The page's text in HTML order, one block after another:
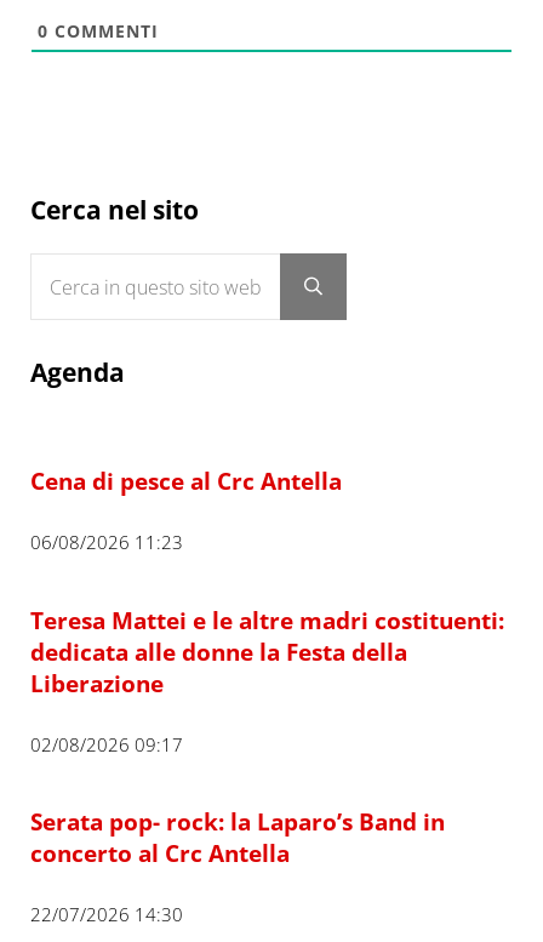
0 COMMENTI
Sidebar
Cerca nel sito
Submit search
Agenda
Cena di pesce al Crc Antella
06/08/2026 11:23
Teresa Mattei e le altre madri costituenti:
dedicata alle donne la Festa della
Liberazione
02/08/2026 09:17
Serata pop- rock: la Laparo’s Band in
concerto al Crc Antella
22/07/2026 14:30